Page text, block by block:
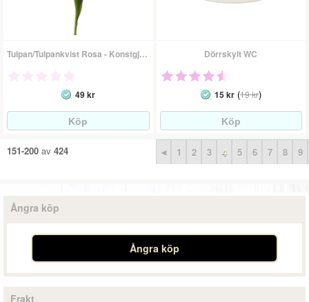
Tulpan/Tulpankvist Rosa - Konstgjord Blomma
49 kr
Dörrskylt WC
15 kr(19 kr)
151-200 av 424 ◄ 1 2 3 4 5 6 7 8 9
Ångra köp
Ångra köp
Frakt